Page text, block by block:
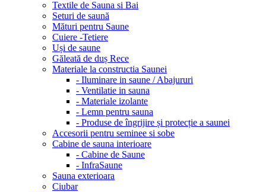
Textile de Sauna si Bai
Seturi de saună
Mături pentru Saune
Cuiere -Tetiere
Uși de saune
Găleată de duș Rece
Materiale la constructia Saunei
- Iluminare in saune / Abajururi
- Ventilatie in sauna
- Materiale izolante
- Lemn pentru sauna
- Produse de îngrijire și protecție a saunei
Accesorii pentru seminee si sobe
Cabine de sauna interioare
- Cabine de Saune
- InfraSaune
Sauna exterioara
Ciubar